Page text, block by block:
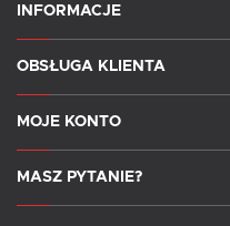
INFORMACJE
OBSŁUGA KLIENTA
MOJE KONTO
MASZ PYTANIE?